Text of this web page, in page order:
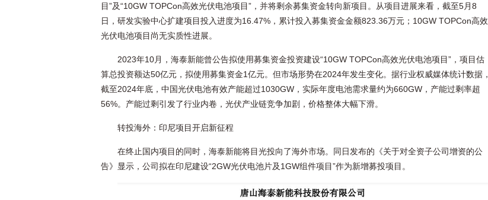
目”及“10GW TOPCon高效光伏电池项目”，并将剩余募集资金转向新项目。从项目进展来看，截至5月8
日，研发实验中心扩建项目投入进度为16.47%，累计投入募集资金金额823.36万元；10GW TOPCon高效
光伏电池项目尚无实质性进展。
2023年10月，海泰新能曾公告拟使用募集资金投资建设“10GW TOPCon高效光伏电池项目”，项目估
算总投资额达50亿元，拟使用募集资金1亿元。但市场形势在2024年发生变化。据行业权威媒体统计数据，
截至2024年底，中国光伏电池有效产能超过1030GW，实际年度电池需求量约为660GW，产能过剩率超
56%。产能过剩引发了行业内卷，光伏产业链竞争加剧，价格整体大幅下滑。
转投海外：印尼项目开启新征程
在终止国内项目的同时，海泰新能将目光投向了海外市场。同日发布的《关于对全资子公司增资的公
告》显示，公司拟在印尼建设“2GW光伏电池片及1GW组件项目”作为新增募投项目。